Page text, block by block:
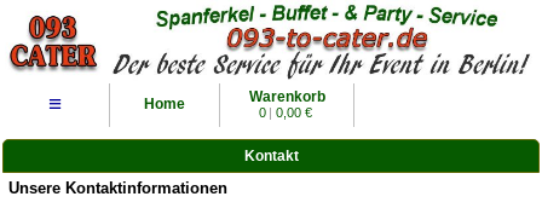
≡ Home Warenkorb
0 | 0,00 €
Kontakt
Unsere Kontaktinformationen